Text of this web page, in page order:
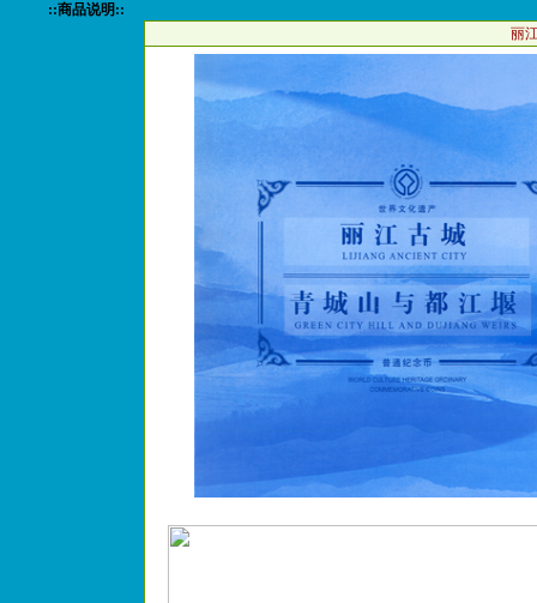
::商品说明::
丽